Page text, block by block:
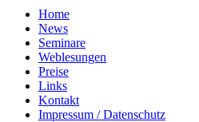
Home
News
Seminare
Weblesungen
Preise
Links
Kontakt
Impressum / Datenschutz